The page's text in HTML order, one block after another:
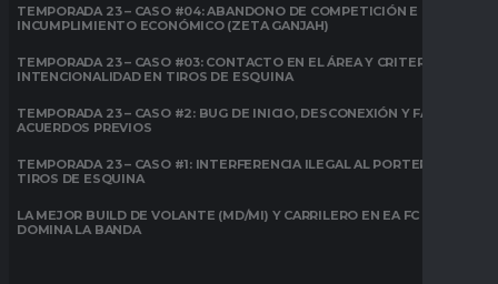
TEMPORADA 23 – CASO #04: ABANDONO DE COMPETICIÓN E
INCUMPLIMIENTO ECONÓMICO (ZETA GANJAH)
TEMPORADA 23 – CASO #03: CONTACTO EN EL ÁREA Y CRITERIO DE
INTENCIONALIDAD EN TIROS DE ESQUINA
TEMPORADA 23 – CASO #2: BUG DE INICIO, DESCONEXIÓN Y FALTA DE
ACUERDOS PREVIOS
TEMPORADA 23 – CASO #1: INTERFERENCIA ILEGAL AL PORTERO EN
TIROS DE ESQUINA
LA MEJOR BUILD DE VOLANTE (MD/MI) Y CARRILERO EN EA FC 26:
DOMINA LA BANDA